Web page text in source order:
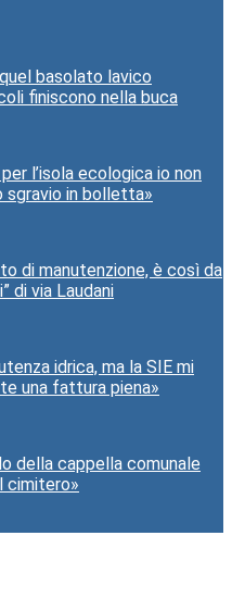
quel basolato lavico
finiscono nella buca
l’isola ecologica io non
sgravio in bolletta»
di manutenzione, è così da
di via Laudani
idrica, ma la SIE mi
una fattura piena»
della cappella comunale
cimitero»